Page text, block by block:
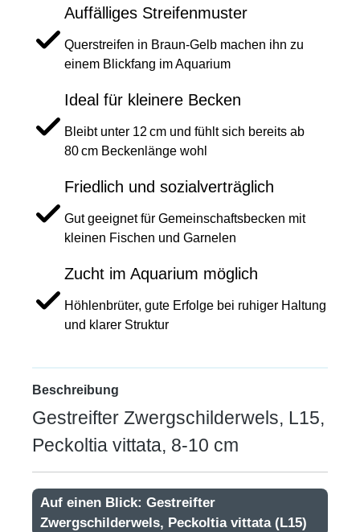
Auffälliges Streifenmuster
Querstreifen in Braun-Gelb machen ihn zu
einem Blickfang im Aquarium
Ideal für kleinere Becken
Bleibt unter 12 cm und fühlt sich bereits ab
80 cm Beckenlänge wohl
Friedlich und sozialverträglich
Gut geeignet für Gemeinschaftsbecken mit
kleinen Fischen und Garnelen
Zucht im Aquarium möglich
Höhlenbrüter, gute Erfolge bei ruhiger Haltung
und klarer Struktur
Beschreibung
Gestreifter Zwergschilderwels, L15,
Peckoltia vittata, 8-10 cm
Auf einen Blick: Gestreifter
Zwergschilderwels, Peckoltia vittata (L15)